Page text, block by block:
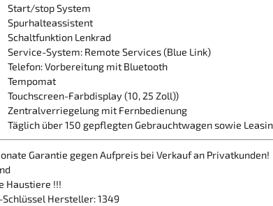
Start/stop System
Spurhalteassistent
Schaltfunktion Lenkrad
Service-System: Remote Services (Blue Link)
Telefon: Vorbereitung mit Bluetooth
Tempomat
Touchscreen-Farbdisplay (10, 25 Zoll))
Zentralverriegelung mit Fernbedienung
Täglich über 150 gepflegten Gebrauchtwagen sowie
Garantie gegen Aufpreis bei Verkauf an Privatkunden!
Haustiere !!!
Schlüssel Hersteller: 1349